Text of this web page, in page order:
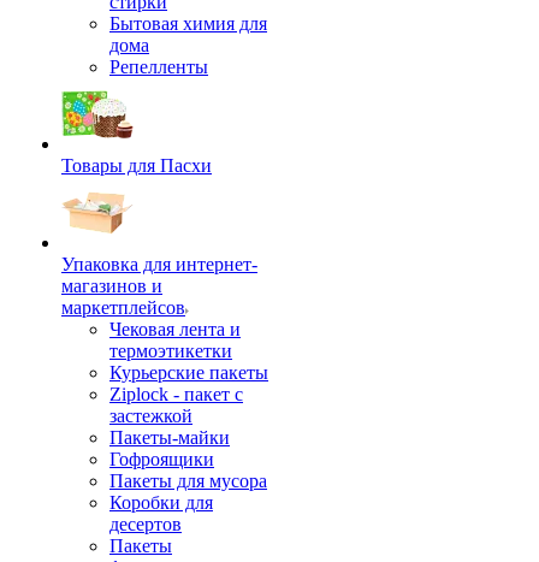
Бытовая химия для
дома
Репелленты
Товары для Пасхи
Упаковка для интернет-
магазинов и
маркетплейсов
Чековая лента и
термоэтикетки
Курьерские пакеты
Ziplock - пакет с
застежкой
Пакеты-майки
Гофроящики
Пакеты для мусора
Коробки для
десертов
Пакеты